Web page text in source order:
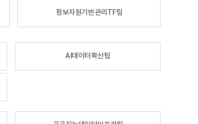
정보자원기반관리TF팀
AI데이터확산팀